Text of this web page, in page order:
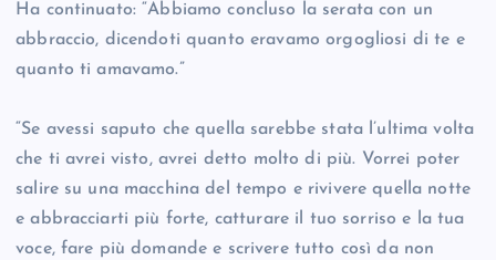
Ha continuato: “Abbiamo concluso la serata con un
abbraccio, dicendoti quanto eravamo orgogliosi di te e
quanto ti amavamo.”
“Se avessi saputo che quella sarebbe stata l’ultima volta
che ti avrei visto, avrei detto molto di più. Vorrei poter
salire su una macchina del tempo e rivivere quella notte
e abbracciarti più forte, catturare il tuo sorriso e la tua
voce, fare più domande e scrivere tutto così da non